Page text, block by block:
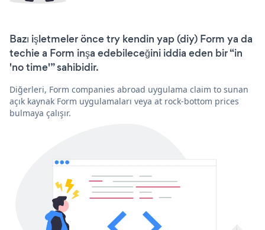
Bazı işletmeler önce try kendin yap (diy) Form ya da
techie a Form inşa edebileceğini iddia eden bir “in
'no time'” sahibidir.
Diğerleri, Form companies abroad uygulama claim to sunan
açık kaynak Form uygulamaları veya at rock-bottom prices
bulmaya çalışır.